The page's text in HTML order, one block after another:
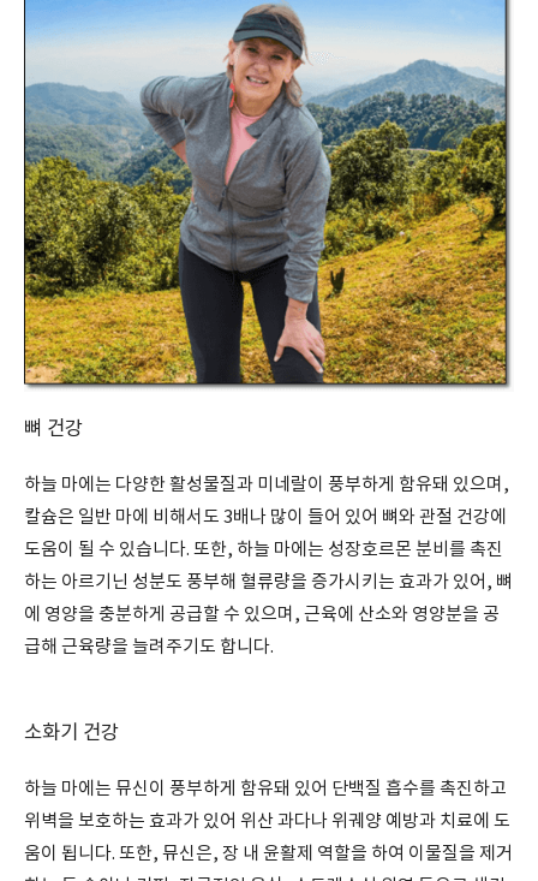
뼈 건강
하늘 마에는 다양한 활성물질과 미네랄이 풍부하게 함유돼 있으며,
칼슘은 일반 마에 비해서도 3배나 많이 들어 있어 뼈와 관절 건강에
도움이 될 수 있습니다. 또한, 하늘 마에는 성장호르몬 분비를 촉진
하는 아르기닌 성분도 풍부해 혈류량을 증가시키는 효과가 있어, 뼈
에 영양을 충분하게 공급할 수 있으며, 근육에 산소와 영양분을 공
급해 근육량을 늘려주기도 합니다.
소화기 건강
하늘 마에는 뮤신이 풍부하게 함유돼 있어 단백질 흡수를 촉진하고
위벽을 보호하는 효과가 있어 위산 과다나 위궤양 예방과 치료에 도
움이 됩니다. 또한, 뮤신은, 장 내 윤활제 역할을 하여 이물질을 제거